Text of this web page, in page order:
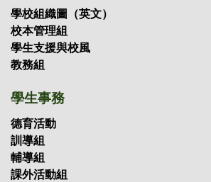
學校組織圖（英文）
校本管理組
學生支援與校風
教務組
學生事務
德育活動
訓導組
輔導組
課外活動組